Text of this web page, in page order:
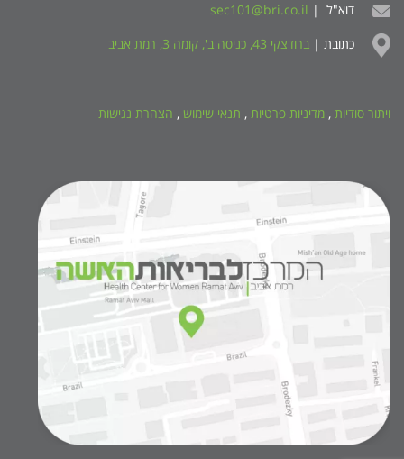
דוא"ל | sec101@bri.co.il
כתובת | ברודצקי 43, כניסה ב', קומה 3, רמת אביב
ויתור סודיות , מדיניות פרטיות , תנאי שימוש , הצהרת נגישות